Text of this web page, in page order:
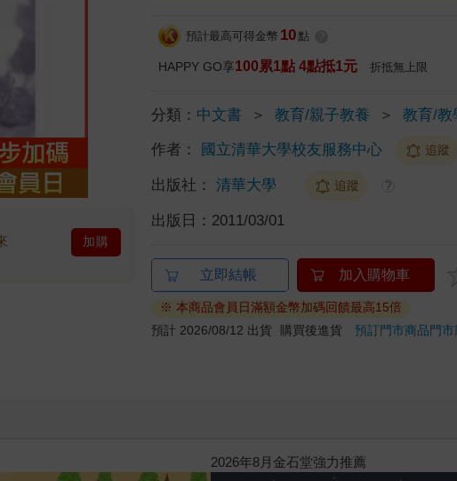
加購
預計最高可得金幣 10 點
HAPPY GO享100累1點 4點抵1元 折抵無上限
分類： 中文書 ＞ 教育/親子教養 ＞ 教育/教
作者： 國立清華大學校友服務中心 追蹤
出版社： 清華大學 追蹤 ?
出版日： 2011/03/01
立即結帳 加入購物車
※ 本商品會員日滿額金幣加碼回饋最高15倍
預計 2026/08/12 出貨
購買後進貨預訂門市商品門